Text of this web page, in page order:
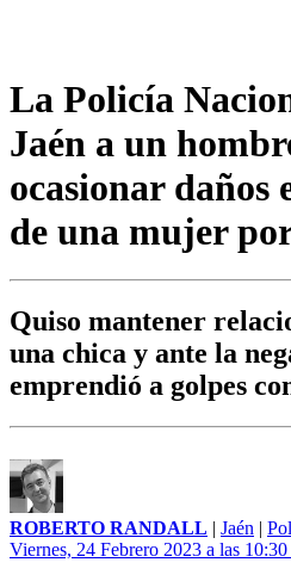
La Policía
Jaén a un
ocasionar daños
de una mujer
Quiso mantener
una chica y ante la
emprendió a golpes
ROBERTO RANDALL | Jaén |
Viernes, 24 Febrero 2023 a las 10:30